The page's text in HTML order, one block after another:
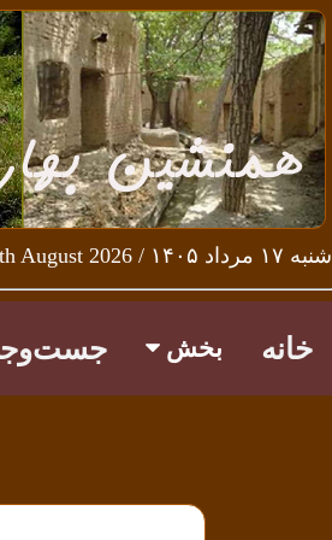
شنبه ۱۷ مرداد ۱۴۰۵ / Saturday 8th August 2026
خانه بخش